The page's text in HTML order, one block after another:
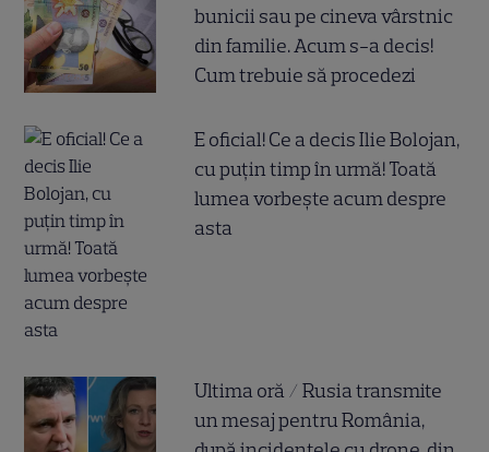
bunicii sau pe cineva vârstnic
din familie. Acum s-a decis!
Cum trebuie să procedezi
E oficial! Ce a decis Ilie Bolojan,
cu puțin timp în urmă! Toată
lumea vorbește acum despre
asta
Ultima oră / Rusia transmite
un mesaj pentru România,